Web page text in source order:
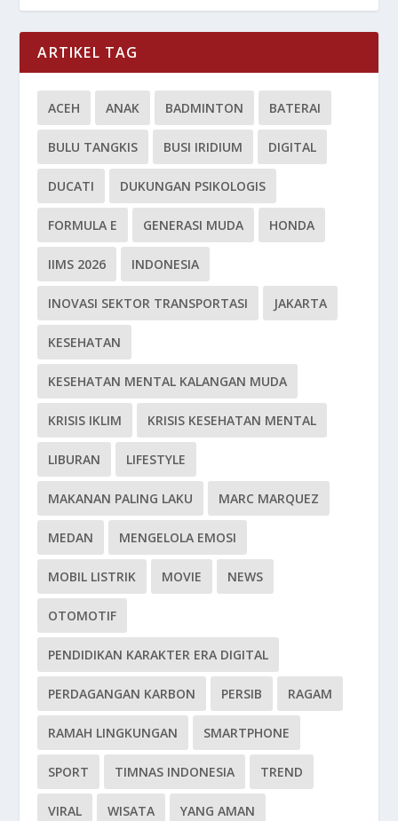
ARTIKEL TAG
ACEH ANAK BADMINTON BATERAI
BULU TANGKIS BUSI IRIDIUM DIGITAL
DUCATI DUKUNGAN PSIKOLOGIS
FORMULA E GENERASI MUDA HONDA
IIMS 2026 INDONESIA
INOVASI SEKTOR TRANSPORTASI JAKARTA
KESEHATAN
KESEHATAN MENTAL KALANGAN MUDA
KRISIS IKLIM KRISIS KESEHATAN MENTAL
LIBURAN LIFESTYLE
MAKANAN PALING LAKU MARC MARQUEZ
MEDAN MENGELOLA EMOSI
MOBIL LISTRIK MOVIE NEWS
OTOMOTIF
PENDIDIKAN KARAKTER ERA DIGITAL
PERDAGANGAN KARBON PERSIB RAGAM
RAMAH LINGKUNGAN SMARTPHONE
SPORT TIMNAS INDONESIA TREND
VIRAL WISATA YANG AMAN